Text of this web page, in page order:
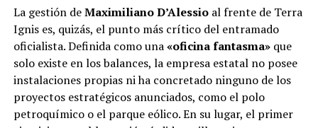
La gestión deMaximiliano D’Alessioal frente de Terra
Ignis es, quizás, el punto más crítico del entramado
oficialista. Definida como una«oficina fantasma»que
solo existe en los balances, la empresa estatal no posee
instalaciones propias ni ha concretado ninguno de los
proyectos estratégicos anunciados, como el polo
petroquímico o el parque eólico. En su lugar, el primer